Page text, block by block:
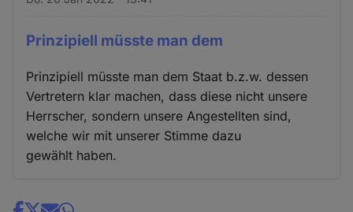
Prinzipiell müsste man dem
Prinzipiell müsste man dem Staat b.z.w. dessen
Vertretern klar machen, dass diese nicht unsere
Herrscher, sondern unsere Angestellten sind,
welche wir mit unserer Stimme dazu
gewählt haben.